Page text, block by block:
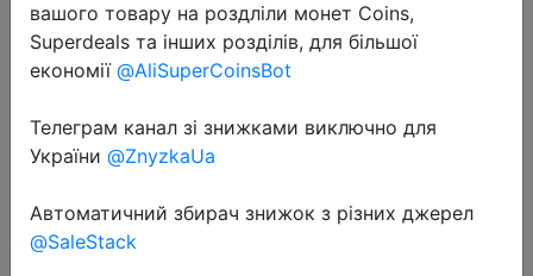
Sale
Перейти до магазину
Додаткова інформація відсутня.
вашого товару на роздліли монет Coins,
Superdeals та інших розділів, для більшої
економії @AliSuperCoinsBot
Телеграм канал зі знижками виключно для
України @ZnyzkaUa
Автоматичний збирач знижок з різних джерел
@SaleStack